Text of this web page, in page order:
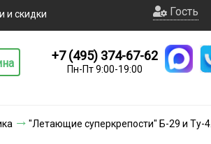
и скидки Гость
+7 (495) 374-67-62
Пн-Пт 9:00-19:00
"Летающие суперкрепости" Б-29 и Ту-4.